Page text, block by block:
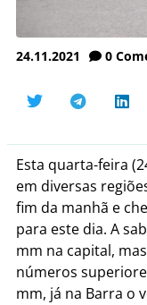
24.11.2021 0
Esta quarta-feira
em diversas
fim da manhã e
para este dia. A
mm na capital,
números
mm, já na Barra o